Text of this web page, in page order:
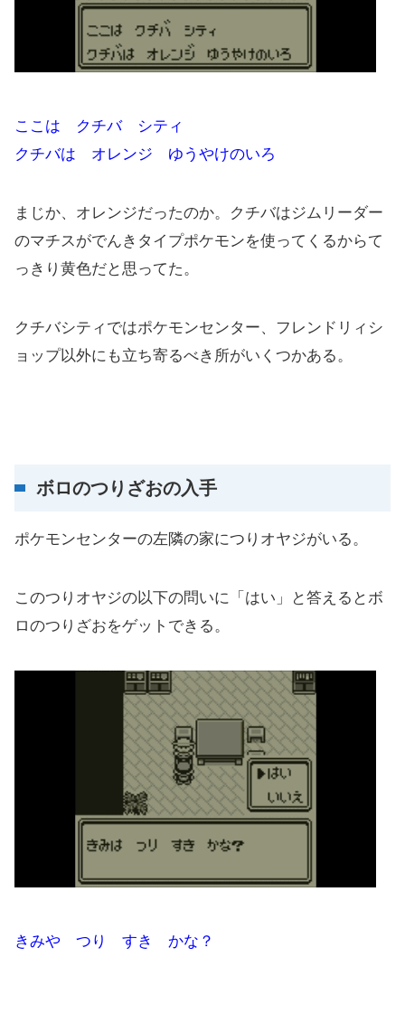
ここは クチバ シティ
クチバは オレンジ ゆうやけのいろ
まじか、オレンジだったのか。クチバはジムリーダー
のマチスがでんきタイプポケモンを使ってくるからて
っきり黄色だと思ってた。
クチバシティではポケモンセンター、フレンドリィシ
ョップ以外にも立ち寄るべき所がいくつかある。
ボロのつりざおの入手
ポケモンセンターの左隣の家につりオヤジがいる。
このつりオヤジの以下の問いに「はい」と答えるとボ
ロのつりざおをゲットできる。
きみや つり すき かな？